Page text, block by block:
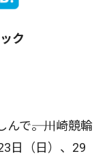
ク
で――。川崎競輪
日（日）、29